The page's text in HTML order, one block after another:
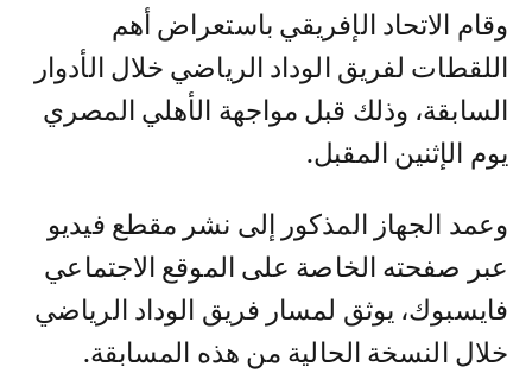
وقام الاتحاد الإفريقي باستعراض أهم
اللقطات لفريق الوداد الرياضي خلال الأدوار
السابقة، وذلك قبل مواجهة الأهلي المصري
يوم الإثنين المقبل.
وعمد الجهاز المذكور إلى نشر مقطع فيديو
عبر صفحته الخاصة على الموقع الاجتماعي
فايسبوك، يوثق لمسار فريق الوداد الرياضي
خلال النسخة الحالية من هذه المسابقة.